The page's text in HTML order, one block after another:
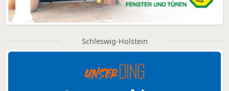
Schleswig-Holstein